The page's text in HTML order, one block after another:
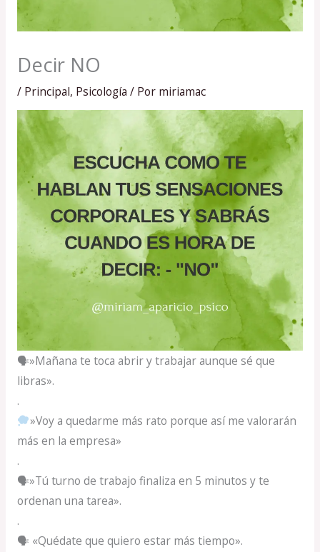
Decir NO
/ Principal, Psicología / Por miriamac
🗣»Mañana te toca abrir y trabajar aunque sé que
libras».
.
»Voy a quedarme más rato porque así me valorarán
más en la empresa»
.
🗣»Tú turno de trabajo finaliza en 5 minutos y te
ordenan una tarea».
.
🗣 «Quédate que quiero estar más tiempo».